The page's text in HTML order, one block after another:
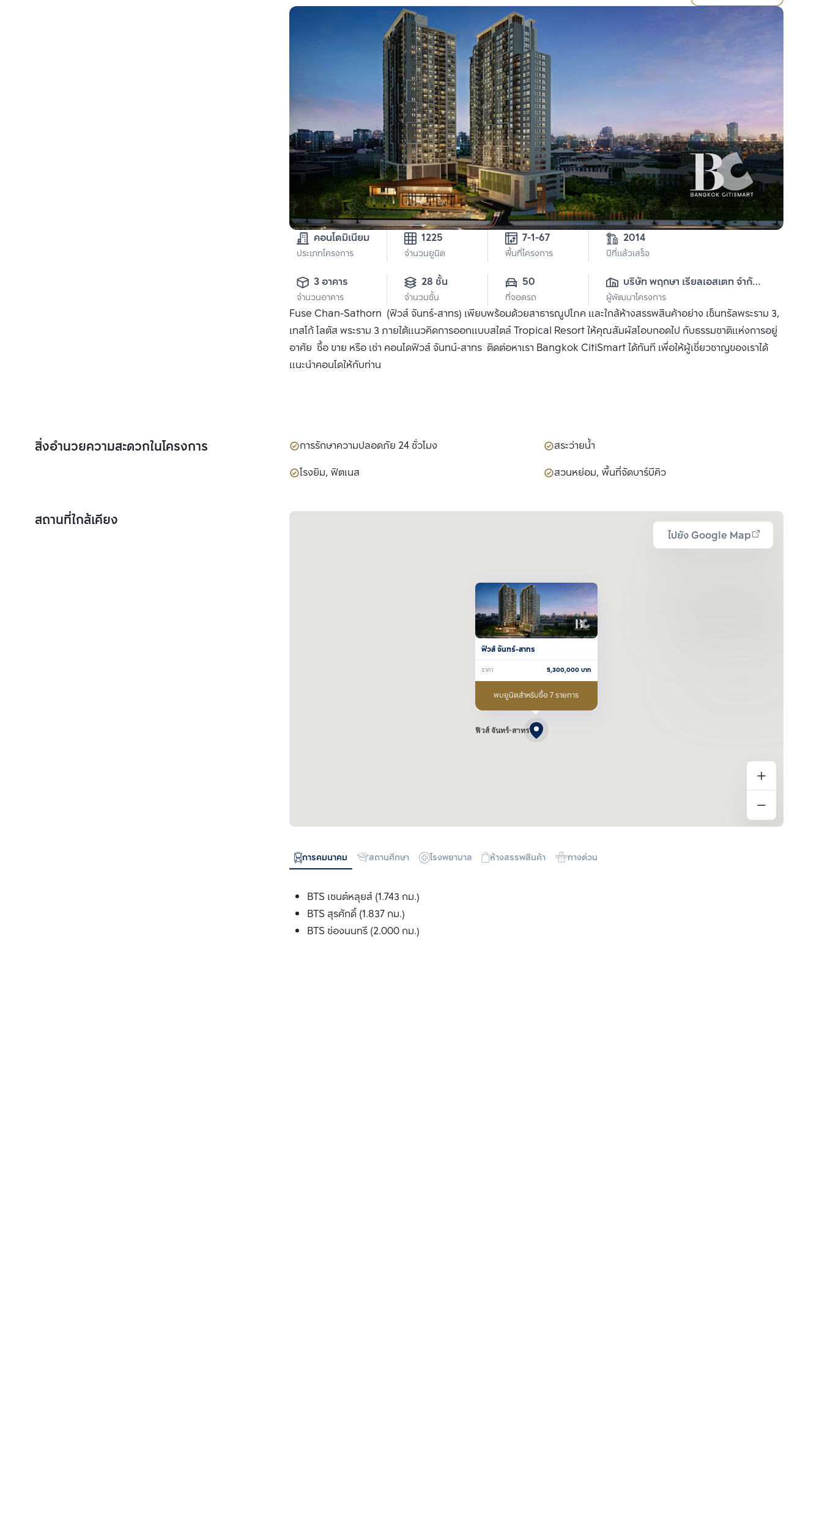
คอนโดมิเนียม
ประเภทโครงการ
1225
จำนวนยูนิต
7-1-67
พื้นที่โครงการ
2014
ปีที่แล้วเสร็จ
3 อาคาร
จำนวนอาคาร
28 ชั้น
จำนวนชั้น
50
ที่จอดรถ
บริษัท พฤกษา เรียลเอสเตท จำกัด
(มหาชน)
ผู้พัฒนาโครงการ
Fuse Chan-Sathorn (ฟิวส์ จันทร์-สาทร) เพียบพร้อมด้วยสาธารณูปโภค และใกล้ห้างสรรพสินค้าอย่าง เซ็นทรัลพระราม 3,
เทสโก้ โลตัส พระราม 3 ภายใต้แนวคิดการออกแบบสไตล์ Tropical Resort ให้คุณสัมผัสโอบกอดไป กับธรรมชาติแห่งการอยู่
อาศัย ซื้อ ขาย หรือ เช่า คอนโดฟิวส์ จันทน์-สาทร ติดต่อหาเรา Bangkok CitiSmart ได้ทันที เพื่อให้ผู้เชี่ยวชาญของเราได้
แนะนำคอนโดให้กับท่าน
สิ่งอำนวยความสะดวกในโครงการ การรักษาความปลอดภัย 24 ชั่วโมง
สระว่ายน้ำ
โรงยิม, ฟิตเนส
สวนหย่อม, พื้นที่จัดบาร์บีคิว
สถานที่ใกล้เคียง
ไปยัง Google Map
ฟิวส์ จันทร์-สาทร
ฟิวส์ จันทร์-สาทร
ราคา 5,300,000บาท
พบยูนิตสำหรับซื้อ 7 รายการ
การคมนาคม สถานศึกษา โรงพยาบาล ห้างสรรพสินค้า ทางด่วน
BTS เซนต์หลุยส์ (1.743 กม.)
BTS สุรศักดิ์ (1.837 กม.)
BTS ช่องนนทรี (2.000 กม.)